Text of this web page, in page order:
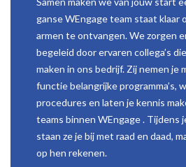
ganse WEngage team staat klaar
armen te ontvangen. We zorgen
begeleid door ervaren collega’s
maken in ons bedrijf. Zij nemen je
functie belangrijke programma’s,
procedures en laten je kennis
teams binnen WEngage . Tijdens
staan ze je bij met raad en daad,
op hen rekenen.